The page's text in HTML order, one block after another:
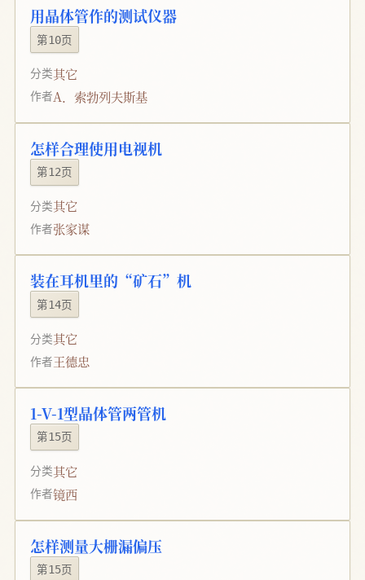
用晶体管作的测试仪器
第10页
分类其它
作者A．索勃列夫斯基
怎样合理使用电视机
第12页
分类其它
作者张家谋
装在耳机里的“矿石”机
第14页
分类其它
作者王德忠
1-V-1型晶体管两管机
第15页
分类其它
作者镜西
怎样测量大栅漏偏压
第15页